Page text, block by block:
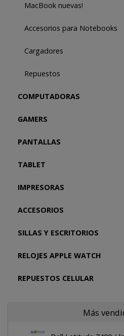
MacBook nuevas!
Accesorios para Notebooks
Cargadores
Repuestos
COMPUTADORAS
GAMERS
PANTALLAS
TABLET
IMPRESORAS
ACCESORIOS
SILLAS Y ESCRITORIOS
RELOJES APPLE WATCH
REPUESTOS CELULAR
Más